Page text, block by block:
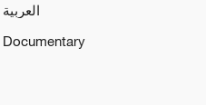
العربية
Documentary